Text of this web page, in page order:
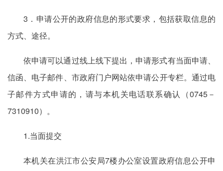
3．申请公开的政府信息的形式要求，包括获取信息的
方式、途径。
依申请可以通过线上线下提出，申请形式有当面申请、
信函、电子邮件、市政府门户网站依申请公开专栏。通过电
子邮件方式申请的，请与本机关电话联系确认（0745－
7310910）。
1.当面提交
本机关在洪江市公安局7楼办公室设置政府信息公开申